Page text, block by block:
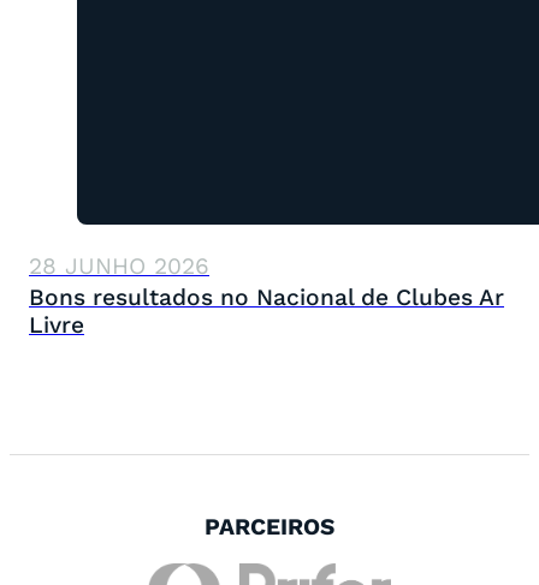
28 JUNHO 2026
Bons resultados no Nacional de Clubes Ar
Livre
PARCEIROS